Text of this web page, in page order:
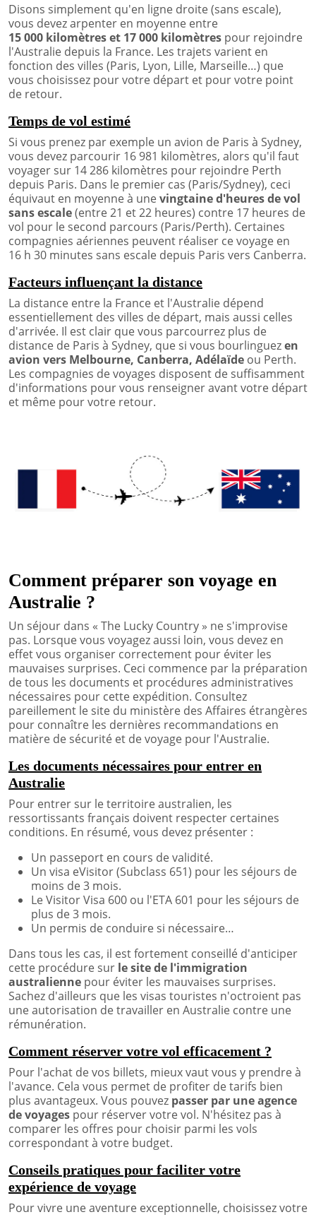
Disons simplement qu'en ligne droite (sans escale),
vous devez arpenter en moyenne entre
15 000 kilomètres et 17 000 kilomètres pour rejoindre
l'Australie depuis la France. Les trajets varient en
fonction des villes (Paris, Lyon, Lille, Marseille…) que
vous choisissez pour votre départ et pour votre point
de retour.
Temps de vol estimé
Si vous prenez par exemple un avion de Paris à Sydney,
vous devez parcourir 16 981 kilomètres, alors qu'il faut
voyager sur 14 286 kilomètres pour rejoindre Perth
depuis Paris. Dans le premier cas (Paris/Sydney), ceci
équivaut en moyenne à unevingtaine d'heures de vol
sans escale(entre 21 et 22 heures) contre 17 heures de
vol pour le second parcours (Paris/Perth). Certaines
compagnies aériennes peuvent réaliser ce voyage en
16 h 30 minutes sans escale depuis Paris vers Canberra.
Facteurs influençant la distance
La distance entre la France et l'Australie dépend
essentiellement des villes de départ, mais aussi celles
d'arrivée. Il est clair que vous parcourrez plus de
distance de Paris à Sydney, que si vous bourlinguezen
avion vers Melbourne, Canberra, Adélaïde ou Perth.
Les compagnies de voyages disposent de suffisamment
d'informations pour vous renseigner avant votre départ
et même pour votre retour.
Comment préparer son voyage en
Australie ?
Un séjour dans « The Lucky Country » ne s'improvise
pas. Lorsque vous voyagez aussi loin, vous devez en
effet vous organiser correctement pour éviter les
mauvaises surprises. Ceci commence par la préparation
de tous les documents et procédures administratives
nécessaires pour cette expédition. Consultez
pareillement le site du ministère des Affaires étrangères
pour connaître les dernières recommandations en
matière de sécurité et de voyage pour l'Australie.
Les documents nécessaires pour entrer en
Australie
Pour entrer sur le territoire australien, les
ressortissants français doivent respecter certaines
conditions. En résumé, vous devez présenter :
Un passeport en cours de validité.
Un visa eVisitor (Subclass 651) pour les séjours de
moins de 3 mois.
Le Visitor Visa 600 ou l'ETA 601 pour les séjours de
plus de 3 mois.
Un permis de conduire si nécessaire…
Dans tous les cas, il est fortement conseillé d'anticiper
cette procédure sur le site de l'immigration
australienne pour éviter les mauvaises surprises.
Sachez d'ailleurs que les visas touristes n'octroient pas
une autorisation de travailler en Australie contre une
rémunération.
Comment réserver votre vol efficacement ?
Pour l'achat de vos billets, mieux vaut vous y prendre à
l'avance. Cela vous permet de profiter de tarifs bien
plus avantageux. Vous pouvez passer par une agence
de voyages pour réserver votre vol. N'hésitez pas à
comparer les offres pour choisir parmi les vols
correspondant à votre budget.
Conseils pratiques pour faciliter votre
expérience de voyage
Pour vivre une aventure exceptionnelle, choisissez votre